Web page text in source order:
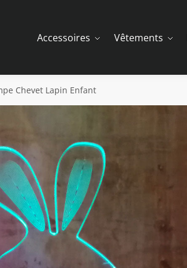
Accessoires Vêtements
Chevet Lapin Enfant